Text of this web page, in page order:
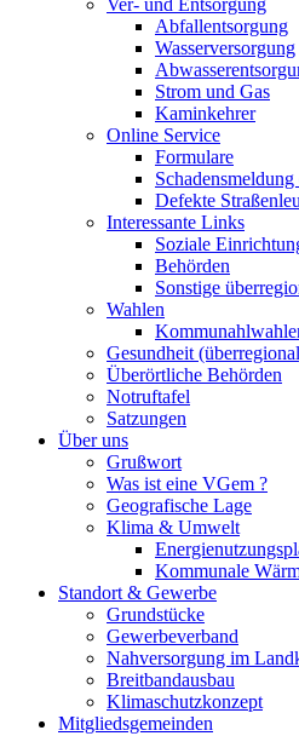
Ver- und Entsorgung
Abfallentsorgung
Wasserversorgung
Strom und Gas
Kaminkehrer
Online Service
Formulare
Defekte
Interessante Links
Soziale
Behörden
Sonstige
Wahlen
Gesundheit
Überörtliche Behörden
Notruftafel
Satzungen
Über uns
Grußwort
Was ist eine VGem ?
Geografische Lage
Klima & Umwelt
Kommunale
Standort & Gewerbe
Grundstücke
Gewerbeverband
Nahversorgung im
Breitbandausbau
Klimaschutzkonzept
Mitgliedsgemeinden